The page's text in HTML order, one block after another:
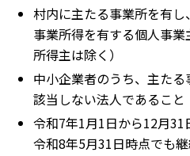
村内に主たる事業所を有
事業所得を有する個人事
所得主は除く）
中小企業者のうち、主た
該当しない法人であること
令和7年1月1日から12月31
令和8年5月31日時点でも